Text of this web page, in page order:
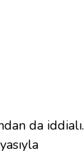
da iddialı.